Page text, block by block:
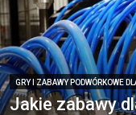
GRY I ZABAWY PODWÓRKOWE
Jakie zabawy